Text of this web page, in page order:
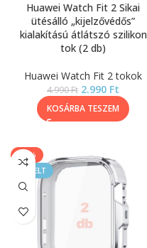
Huawei Watch Fit 2 Sikai
ütésálló „kijelzővédős”
kialakítású átlátszó szilikon
tok (2 db)
Huawei Watch Fit 2 tokok
4.990Ft 2.990 Ft
KOSÁRBA TESZEM
-33%
KIEMELT